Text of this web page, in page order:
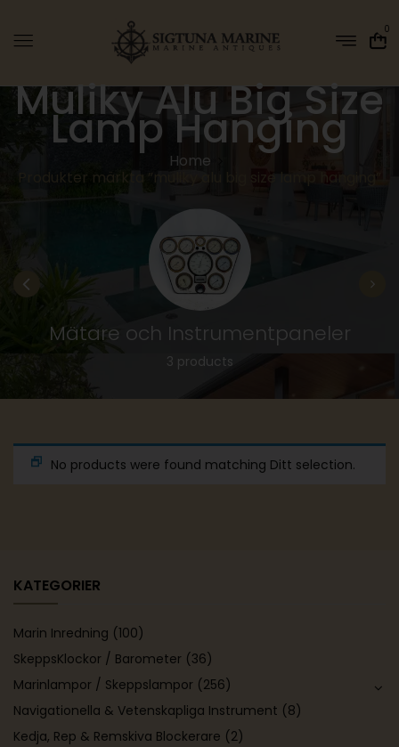
0
Muliky Alu Big Size
Lamp Hanging
Home
Produkter märkta ”muliky alu big size lamp hanging”
Mätare och Instrumentpaneler
3 products
KATEGORIER
Marin Inredning (100)
SkeppsKlockor / Barometer (36)
Marinlampor / Skeppslampor (256)
Navigationella & Vetenskapliga Instrument (8)
Kedja, Rep & Remskiva Blockerare (2)
No products were found matching Ditt selection.